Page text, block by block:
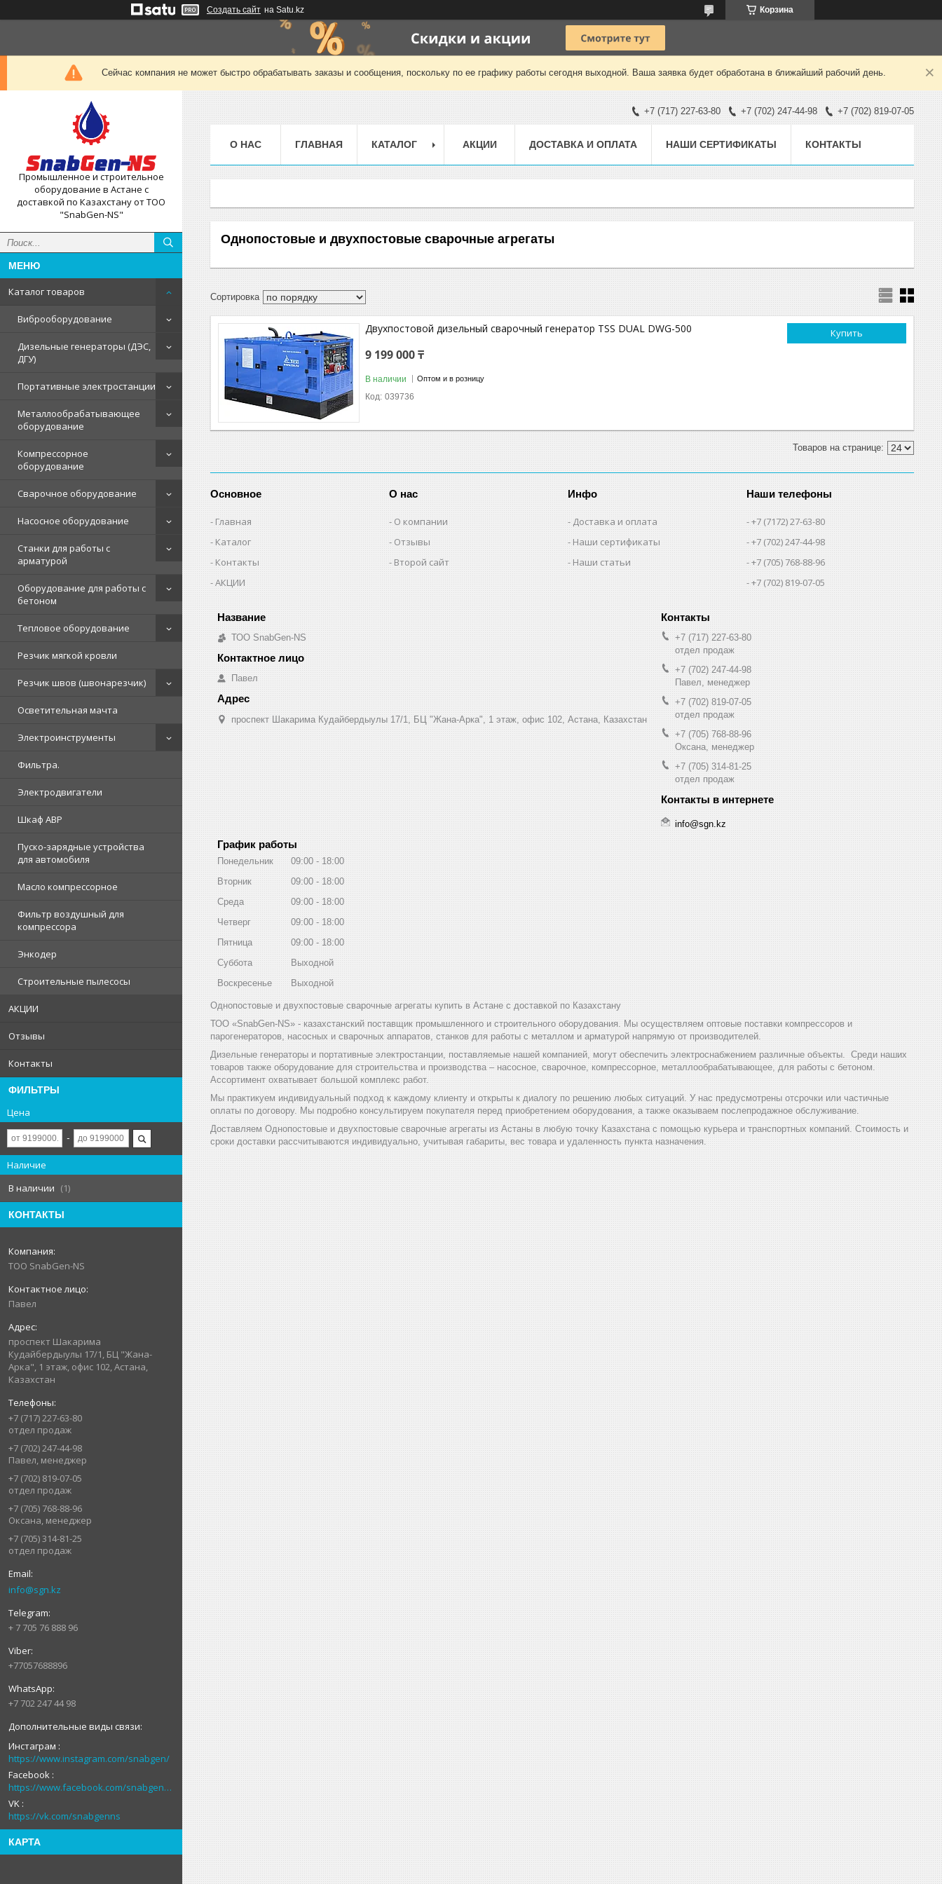
Создать сайт на Satu.kz Корзина
Сейчас компания не может быстро обрабатывать заказы и сообщения, поскольку по ее графику работы сегодня выходной. Ваша заявка будет обработана в ближайший рабочий день.
Промышленное и строительное
оборудование в Астане с
доставкой по Казахстану от ТОО
"SnabGen-NS"
Каталог товаров
Виброоборудование
Дизельные генераторы (ДЭС,
ДГУ)
Портативные электростанции
Металлообрабатывающее
оборудование
Компрессорное
оборудование
Сварочное оборудование
Насосное оборудование
Станки для работы с
арматурой
Оборудование для работы с
бетоном
Тепловое оборудование
Резчик мягкой кровли
Резчик швов (швонарезчик)
Осветительная мачта
Электроинструменты
Фильтра.
Электродвигатели
Шкаф АВР
Пуско-зарядные устройства
для автомобиля
Масло компрессорное
Фильтр воздушный для
компрессора
Энкодер
Строительные пылесосы
АКЦИИ
Отзывы
Контакты
ФИЛЬТРЫ
Цена
Наличие
В наличии
1
КОНТАКТЫ
ТОО SnabGen-NS
Павел
проспект Шакарима
Кудайбердыулы 17/1, БЦ "Жана-
Арка", 1 этаж, офис 102, Астана,
Казахстан
+7 (717) 227-63-80
отдел продаж
+7 (702) 247-44-98
Павел, менеджер
+7 (702) 819-07-05
отдел продаж
+7 (705) 768-88-96
Оксана, менеджер
+7 (705) 314-81-25
отдел продаж
info@sgn.kz
+ 7 705 76 888 96
+77057688896
+7 702 247 44 98
Инстаграм
https://www.instagram.com/snabgen/
Facebook
https://www.facebook.com/snabgenNS
VK
https://vk.com/snabgenns
КАРТА
+7 (717) 227-63-80 +7 (702) 247-44-98 +7 (702) 819-07-05
О НАС ГЛАВНАЯ КАТАЛОГ АКЦИИ ДОСТАВКА И ОПЛАТА НАШИ СЕРТИФИКАТЫ КОНТАКТЫ
Однопостовые и двухпостовые сварочные агрегаты
Купить
Двухпостовой дизельный сварочный генератор TSS DUAL DWG-500
9 199 000 ₸
В наличии Оптом и в розницу
039736
Основное
Главная
Каталог
Контакты
АКЦИИ
О нас
О компании
Отзывы
Второй сайт
Инфо
Доставка и оплата
Наши сертификаты
Наши статьи
Наши телефоны
+7 (7172) 27-63-80
+7 (702) 247-44-98
+7 (705) 768-88-96
+7 (702) 819-07-05
ТОО SnabGen-NS
Павел
проспект Шакарима Кудайбердыулы 17/1, БЦ "Жана-Арка", 1 этаж, офис 102, Астана, Казахстан
+7 (717) 227-63-80
отдел продаж
+7 (702) 247-44-98
Павел, менеджер
+7 (702) 819-07-05
отдел продаж
+7 (705) 768-88-96
Оксана, менеджер
+7 (705) 314-81-25
отдел продаж
info@sgn.kz
График работы
Понедельник 09:00
18:00
Вторник
09:00
18:00
Среда
09:00
18:00
Четверг
09:00
18:00
Пятница
09:00
18:00
Суббота
Выходной
Воскресенье
Выходной
Однопостовые и двухпостовые сварочные агрегаты купить в Астане с доставкой по Казахстану
ТОО «SnabGen-NS» - казахстанский поставщик промышленного и строительного оборудования. Мы осуществляем оптовые поставки компрессоров и
парогенераторов, насосных и сварочных аппаратов, станков для работы с металлом и арматурой напрямую от производителей.
Дизельные генераторы и портативные электростанции, поставляемые нашей компанией, могут обеспечить электроснабжением различные объекты. Среди наших
товаров также оборудование для строительства и производства – насосное, сварочное, компрессорное, металлообрабатывающее, для работы с бетоном.
Ассортимент охватывает большой комплекс работ.
Мы практикуем индивидуальный подход к каждому клиенту и открыты к диалогу по решению любых ситуаций. У нас предусмотрены отсрочки или частичные
оплаты по договору. Мы подробно консультируем покупателя перед приобретением оборудования, а также оказываем послепродажное обслуживание.
Доставляем Однопостовые и двухпостовые сварочные агрегаты из Астаны в любую точку Казахстана с помощью курьера и транспортных компаний. Стоимость и
сроки доставки рассчитываются индивидуально, учитывая габариты, вес товара и удаленность пункта назначения.